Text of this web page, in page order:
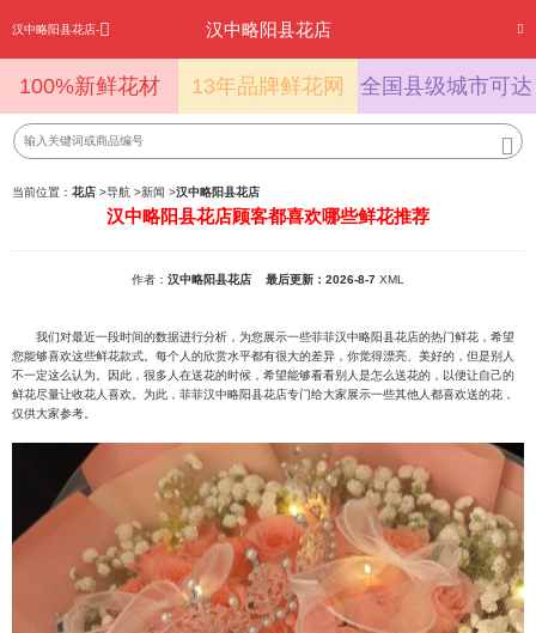
汉中略阳县花店- 汉中略阳县花店
100%新鲜花材 13年品牌鲜花网 全国县级城市可达
当前位置： 花店 >导航 >新闻 >汉中略阳县花店
汉中略阳县花店顾客都喜欢哪些鲜花推荐
作者： 汉中略阳县花店 最后更新：2026-8-7 XML
我们对最近一段时间的数据进行分析，为您展示一些菲菲汉中略阳县花店的热门鲜花，希望
您能够喜欢这些鲜花款式。每个人的欣赏水平都有很大的差异，你觉得漂亮、美好的，但是别人
不一定这么认为。因此，很多人在送花的时候，希望能够看看别人是怎么送花的，以便让自己的
鲜花尽量让收花人喜欢。为此，菲菲汉中略阳县花店专门给大家展示一些其他人都喜欢送的花，
仅供大家参考。